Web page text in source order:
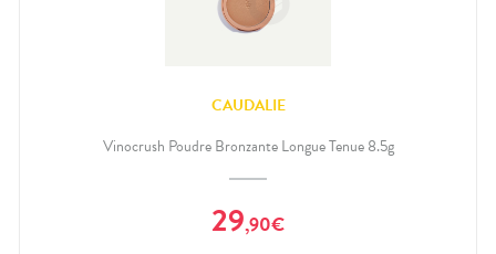
CAUDALIE
Vinocrush Poudre Bronzante Longue Tenue 8.5g
29,90€